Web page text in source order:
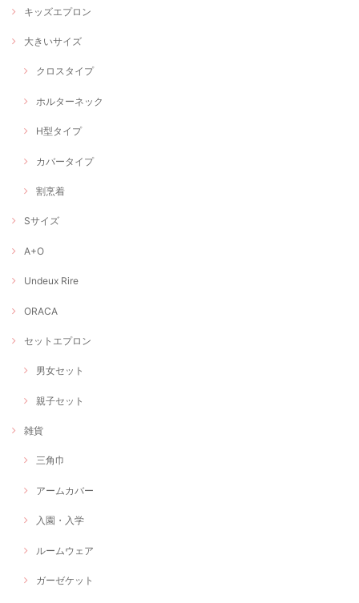
キッズエプロン
大きいサイズ
クロスタイプ
ホルターネック
H型タイプ
カバータイプ
割烹着
Sサイズ
A+O
Undeux Rire
ORACA
セットエプロン
男女セット
親子セット
雑貨
三角巾
アームカバー
入園・入学
ルームウェア
ガーゼケット